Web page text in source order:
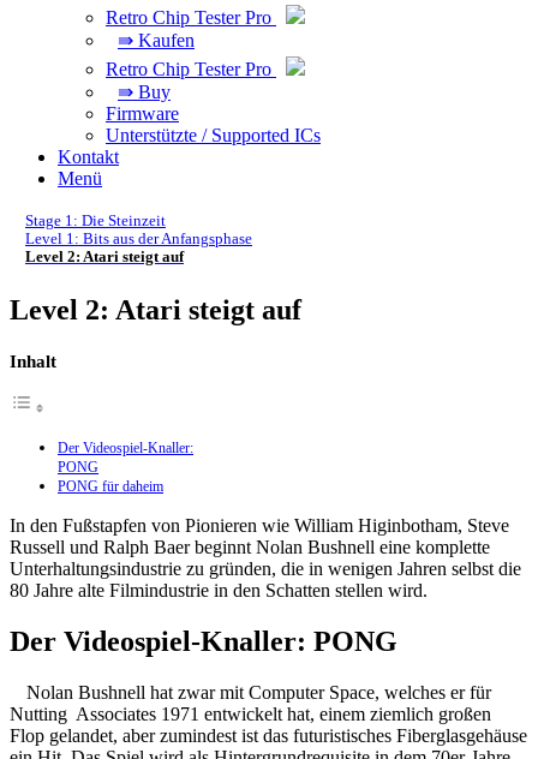
Retro Chip Tester Pro
⇛ Kaufen
Retro Chip Tester Pro
⇛ Buy
Firmware
Unterstützte / Supported ICs
Kontakt
Menü
Stage 1: Die Steinzeit
Level 1: Bits aus der Anfangsphase
Level 2: Atari steigt auf
Level 2: Atari steigt auf
Inhalt
Der Videospiel-Knaller:
PONG
PONG für daheim
In den Fußstapfen von Pionieren wie William Higinbotham, Steve
Russell und Ralph Baer beginnt Nolan Bushnell eine komplette
Unterhaltungsindustrie zu gründen, die in wenigen Jahren selbst die
80 Jahre alte Filmindustrie in den Schatten stellen wird.
Der Videospiel-Knaller: PONG
Nolan Bushnell hat zwar mit Computer Space, welches er für
Nutting Associates 1971 entwickelt hat, einem ziemlich großen
Flop gelandet, aber zumindest ist das futuristisches Fiberglasgehäuse